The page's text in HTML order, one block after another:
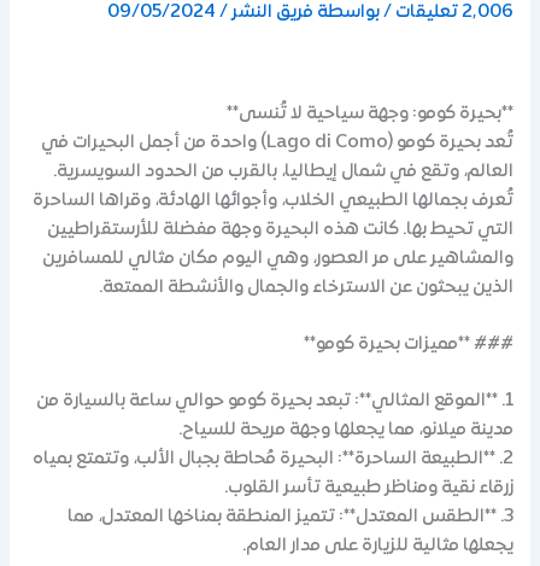
2٬006 تعليقات / بواسطة فريق النشر /
09/05/2024
**بحيرة كومو: وجهة سياحية لا تُنسى**
تُعد بحيرة كومو (Lago di Como) واحدة من أجمل البحيرات في
العالم، وتقع في شمال إيطاليا، بالقرب من الحدود السويسرية.
تُعرف بجمالها الطبيعي الخلاب، وأجوائها الهادئة، وقراها الساحرة
التي تحيط بها. كانت هذه البحيرة وجهة مفضلة للأرستقراطيين
والمشاهير على مر العصور، وهي اليوم مكان مثالي للمسافرين
الذين يبحثون عن الاسترخاء والجمال والأنشطة الممتعة.
### **مميزات بحيرة كومو**
1. **الموقع المثالي**: تبعد بحيرة كومو حوالي ساعة بالسيارة من
مدينة ميلانو، مما يجعلها وجهة مريحة للسياح.
2. **الطبيعة الساحرة**: البحيرة مُحاطة بجبال الألب، وتتمتع بمياه
زرقاء نقية ومناظر طبيعية تأسر القلوب.
3. **الطقس المعتدل**: تتميز المنطقة بمناخها المعتدل، مما
يجعلها مثالية للزيارة على مدار العام.